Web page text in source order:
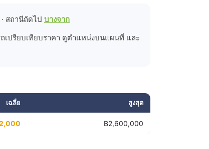
· สถานีถัดไป บางจาก
ปรียบเทียบราคา ดูตำแหน่งบนแผนที่ และ
เฉลี่ย สูงสุด
฿2,600,000